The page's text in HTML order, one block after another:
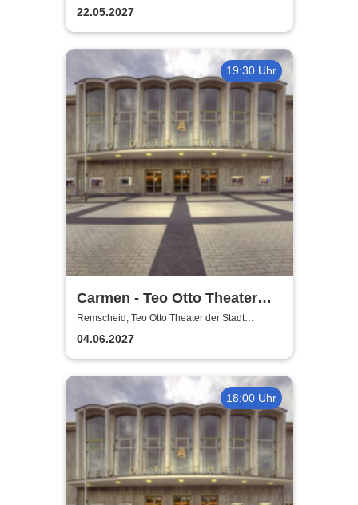
Remscheid
22.05.2027
19:30 Uhr
Carmen - Teo Otto Theater
der Stadt Remscheid
Remscheid, Teo Otto Theater der Stadt
Remscheid
04.06.2027
18:00 Uhr